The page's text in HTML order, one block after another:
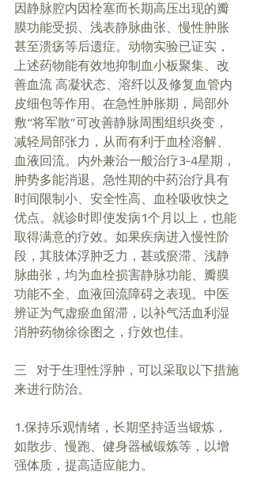
因静脉腔内因栓塞而长期高压出现的瓣
膜功能受损、浅表静脉曲张、慢性肿胀
甚至溃疡等后遗症。动物实验已证实，
上述药物能有效地抑制血小板聚集、改
善血流 高凝状态、溶纤以及修复血管内
皮细包等作用。在急性肿胀期，局部外
敷“将军散”可改善静脉周围组织炎变，
减轻局部张力，从而有利于血栓溶解、
血液回流。内外兼治一般治疗3-4星期，
肿势多能消退。急性期的中药治疗具有
时间限制小、安全性高、血栓吸收快之
优点。就诊时即使发病1个月以上，也能
取得满意的疗效。如果疾病进入慢性阶
段，其肢体浮肿乏力，甚或瘀滞、浅静
脉曲张，均为血栓损害静脉功能、瓣膜
功能不全、血液回流障碍之表现。中医
辨证为气虚瘀血留滞，以补气活血利湿
消肿药物徐徐图之，疗效也佳。
三   对于生理性浮肿，可以采取以下措施
来进行防治。
1.保持乐观情绪，长期坚持适当锻炼，
如散步、慢跑、健身器械锻炼等，以增
强体质，提高适应能力。